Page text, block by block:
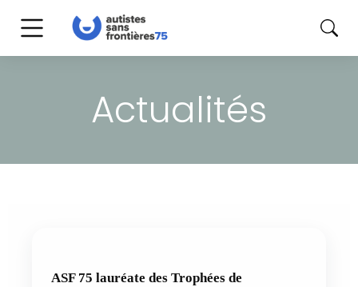
Actualités
ASF 75 lauréate des Trophées de